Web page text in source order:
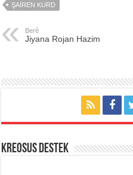
ŞAIREN KURD
Berê
Jiyana Rojan Hazim
KREOSUS DESTEK